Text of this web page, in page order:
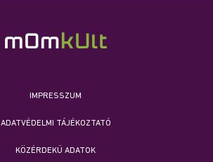
IMPRESSZUM
ADATVÉDELMI TÁJÉKOZTATÓ
KÖZÉRDEKŰ ADATOK